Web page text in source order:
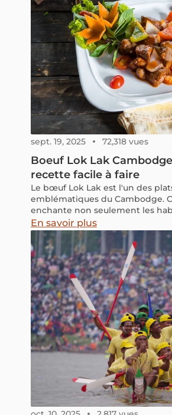
sept. 19, 2025 72,318 vues
Boeuf Lok Lak
recette facile à faire
Le bœuf Lok Lak est l'un des
emblématiques du Cambodge.
enchante non seulement les
également les voyageurs
nous vous invitons à découvrir
recette facile à réaliser, ainsi
pour déguster ce plat lors de
Cambodge.
En savoir plus